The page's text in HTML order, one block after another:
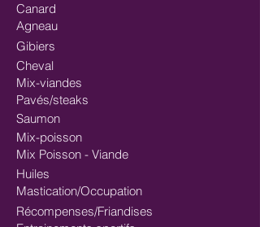
Canard
Agneau
Gibiers
Cheval
Mix-viandes
Pavés/steaks
Saumon
Mix-poisson
Mix Poisson - Viande
Huiles
Mastication/Occupation
Récompenses/Friandises